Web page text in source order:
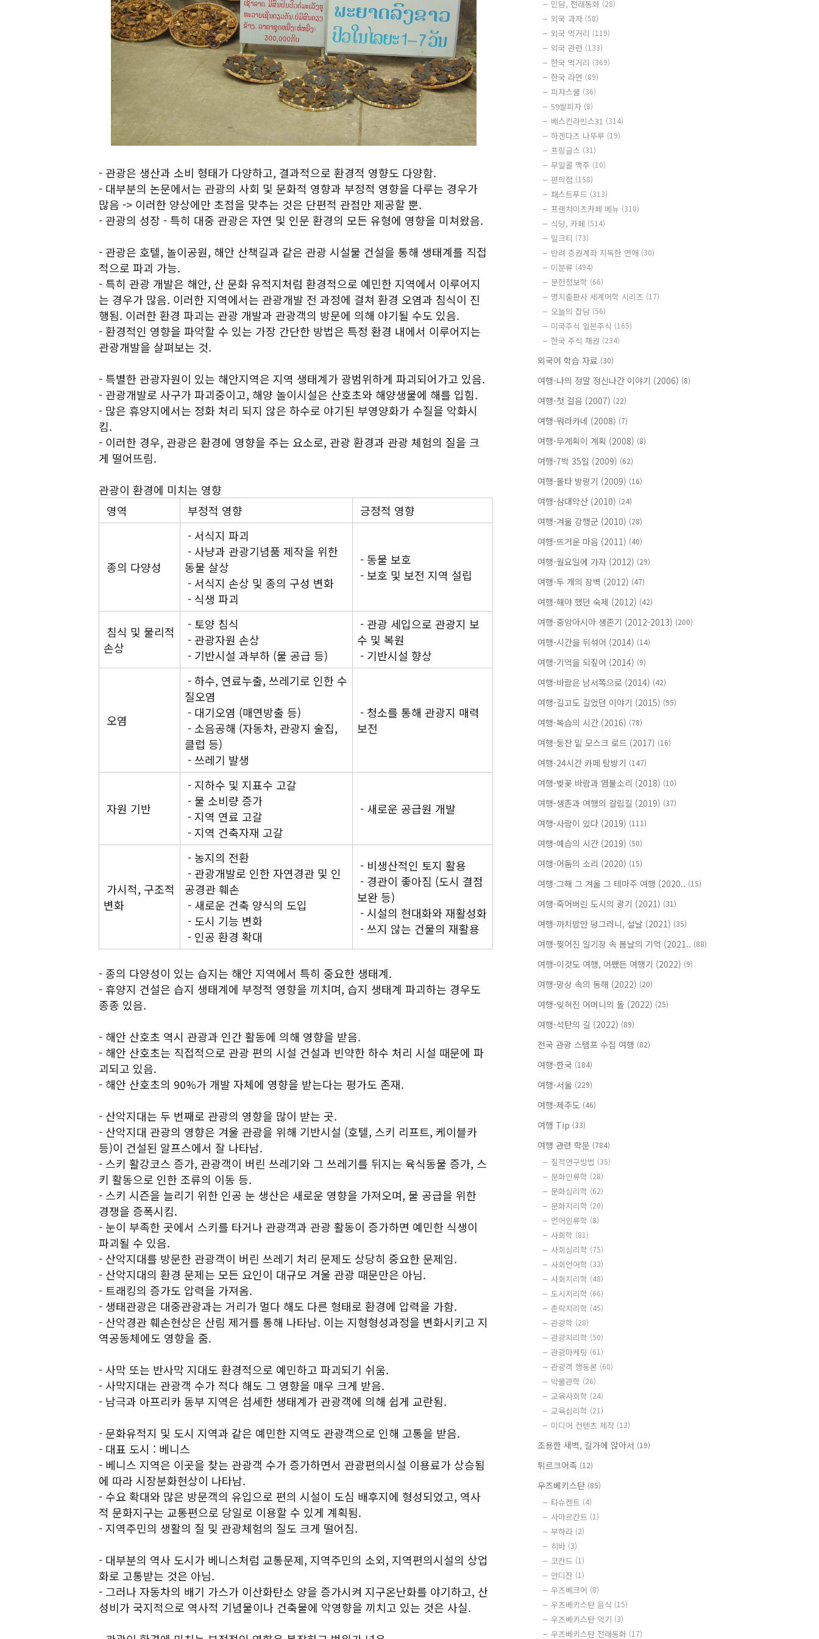
- 관광은 생산과 소비 형태가 다양하고, 결과적으로 환경적 영향도 다양함.
- 대부분의 논문에서는 관광의 사회 및 문화적 영향과 부정적 영향을 다루는 경우가
많음 -> 이러한 양상에만 초점을 맞추는 것은 단편적 관점만 제공할 뿐.
- 관광의 성장 - 특히 대중 관광은 자연 및 인문 환경의 모든 유형에 영향을 미쳐왔음.
- 관광은 호텔, 놀이공원, 해안 산책길과 같은 관광 시설물 건설을 통해 생태계를 직접
적으로 파괴 가능.
- 특히 관광 개발은 해안, 산 문화 유적지처럼 환경적으로 예민한 지역에서 이루어지
는 경우가 많음. 이러한 지역에서는 관광개발 전 과정에 걸쳐 환경 오염과 침식이 진
행됨. 이러한 환경 파괴는 관광 개발과 관광객의 방문에 의해 야기될 수도 있음.
- 환경적인 영향을 파악할 수 있는 가장 간단한 방법은 특정 환경 내에서 이루어지는
관광개발을 살펴보는 것.
- 특별한 관광자원이 있는 해안지역은 지역 생태계가 광범위하게 파괴되어가고 있음.
- 관광개발로 사구가 파괴중이고, 해양 놀이시설은 산호초와 해양생물에 해를 입힘.
- 많은 휴양지에서는 정화 처리 되지 않은 하수로 야기된 부영양화가 수질을 악화시
킴.
- 이러한 경우, 관광은 환경에 영향을 주는 요소로, 관광 환경과 관광 체험의 질을 크
게 떨어뜨림.
관광이 환경에 미치는 영향
영역
부정적 영향 긍정적 영향
종의 다양성
- 서식지 파괴
- 사냥과 관광기념품 제작을 위한
동물 살상
- 서식지 손상 및 종의 구성 변화
- 식생 파괴
- 동물 보호
- 보호 및 보전 지역 설립
침식 및 물리적
손상
- 토양 침식
- 관광자원 손상
- 기반시설 과부하 (물 공급 등)
- 관광 세입으로 관광지 보
수 및 복원
- 기반시설 향상
오염
- 하수, 연료누출, 쓰레기로 인한 수
질오염
- 대기오염 (매연방출 등)
- 소음공해 (자동차, 관광지 술집,
클럽 등)
- 쓰레기 발생
- 청소를 통해 관광지 매력
보전
자원 기반
- 지하수 및 지표수 고갈
- 물 소비량 증가
- 지역 연료 고갈
- 지역 건축자재 고갈
- 새로운 공급원 개발
가시적, 구조적
변화
- 농지의 전환
- 관광개발로 인한 자연경관 및 인
공경관 훼손
- 새로운 건축 양식의 도입
- 도시 기능 변화
- 인공 환경 확대
- 비생산적인 토지 활용
- 경관이 좋아짐 (도시 결점
보완 등)
- 시설의 현대화와 재활성화
- 쓰지 않는 건물의 재활용
- 종의 다양성이 있는 습지는 해안 지역에서 특히 중요한 생태계.
- 휴양지 건설은 습지 생태계에 부정적 영향을 끼치며, 습지 생태계 파괴하는 경우도
종종 있음.
- 해안 산호초 역시 관광과 인간 활동에 의해 영향을 받음.
- 해안 산호초는 직접적으로 관광 편의 시설 건설과 빈약한 하수 처리 시설 때문에 파
괴되고 있음.
- 해안 산호초의 90%가 개발 자체에 영향을 받는다는 평가도 존재.
- 산악지대는 두 번째로 관광의 영향을 많이 받는 곳.
- 산악지대 관광의 영향은 겨울 관광을 위해 기반시설 (호텔, 스키 리프트, 케이블카
등)이 건설된 알프스에서 잘 나타남.
- 스키 활강코스 증가, 관광객이 버린 쓰레기와 그 쓰레기를 뒤지는 육식동물 증가, 스
키 활동으로 인한 조류의 이동 등.
- 스키 시즌을 늘리기 위한 인공 눈 생산은 새로운 영향을 가져오며, 물 공급을 위한
경쟁을 증폭시킴.
- 눈이 부족한 곳에서 스키를 타거나 관광객과 관광 활동이 증가하면 예민한 식생이
파괴될 수 있음.
- 산악지대를 방문한 관광객이 버린 쓰레기 처리 문제도 상당히 중요한 문제임.
- 산악지대의 환경 문제는 모든 요인이 대규모 겨울 관광 때문만은 아님.
- 트래킹의 증가도 압력을 가져옴.
- 생태관광은 대중관광과는 거리가 멀다 해도 다른 형태로 환경에 압력을 가함.
- 산악경관 훼손현상은 산림 제거를 통해 나타남. 이는 지형형성과정을 변화시키고 지
역공동체에도 영향을 줌.
- 사막 또는 반사막 지대도 환경적으로 예민하고 파괴되기 쉬움.
- 사막지대는 관광객 수가 적다 해도 그 영향을 매우 크게 받음.
- 남극과 아프리카 동부 지역은 섬세한 생태계가 관광객에 의해 쉽게 교란됨.
- 문화유적지 및 도시 지역과 같은 예민한 지역도 관광객으로 인해 고통을 받음.
- 대표 도시 : 베니스
- 베니스 지역은 이곳을 찾는 관광객 수가 증가하면서 관광편의시설 이용료가 상승됨
에 따라 시장분화현상이 나타남.
- 수요 확대와 많은 방문객의 유입으로 편의 시설이 도심 배후지에 형성되었고, 역사
적 문화지구는 교통편으로 당일로 이용할 수 있게 계획됨.
- 지역주민의 생활의 질 및 관광체험의 질도 크게 떨어짐.
- 대부분의 역사 도시가 베니스처럼 교통문제, 지역주민의 소외, 지역편의시설의 상업
화로 고통받는 것은 아님.
- 그러나 자동차의 배기 가스가 이산화탄소 양을 증가시켜 지구온난화를 야기하고, 산
성비가 국지적으로 역사적 기념물이나 건축물에 악영향을 끼치고 있는 것은 사실.
민담, 전래동화 (28)
외국 과자 (58)
외국 먹거리 (119)
외국 관련 (133)
한국 먹거리 (369)
한국 라면 (89)
피자스쿨 (36)
59쌀피자 (8)
베스킨라빈스31 (314)
하겐다즈 나뚜루 (19)
프링글스 (31)
무알콜 맥주 (10)
편의점 (158)
패스트푸드 (313)
프랜차이즈카페 메뉴 (310)
식당, 카페 (514)
밀크티 (73)
반려 증권계좌 지독한 연애 (30)
미분류 (494)
문헌정보학 (66)
명지출판사 세계어학 시리즈 (17)
오늘의 잡담 (56)
미국주식 일본주식 (165)
한국 주식 채권 (234)
외국어 학습 자료 (30)
여행-나의 정말 정신나간 이야기 (2006) (8)
여행-첫 걸음 (2007) (22)
여행-뭐라카네 (2008) (7)
여행-무계획이 계획 (2008) (8)
여행-7박 35일 (2009) (62)
여행-몰타 방랑기 (2009) (16)
여행-삼대악산 (2010) (24)
여행-겨울 강행군 (2010) (28)
여행-뜨거운 마음 (2011) (40)
여행-월요일에 가자 (2012) (29)
여행-두 개의 장벽 (2012) (47)
여행-해야 했던 숙제 (2012) (42)
여행-중앙아시아 생존기 (2012-2013) (200)
여행-시간을 뒤섞어 (2014) (14)
여행-기억을 되짚어 (2014) (9)
여행-바람은 남서쪽으로 (2014) (42)
여행-길고도 길었던 이야기 (2015) (95)
여행-복습의 시간 (2016) (78)
여행-등잔 밑 모스크 로드 (2017) (16)
여행-24시간 카페 탐방기 (147)
여행-벚꽃 바람과 염불소리 (2018) (10)
여행-생존과 여행의 갈림길 (2019) (37)
여행-사람이 있다 (2019) (111)
여행-예습의 시간 (2019) (50)
여행-어둠의 소리 (2020) (15)
여행-그해 그 겨울 그 테마주 여행 (2020.. (15)
여행-죽어버린 도시의 광기 (2021) (31)
여행-까치밥만 덩그러니, 설날 (2021) (35)
여행-찢어진 일기장 속 봄날의 기억 (2021.. (88)
여행-이것도 여행, 어쨌든 여행기 (2022) (9)
여행-망상 속의 동해 (2022) (20)
여행-잊혀진 어머니의 돌 (2022) (25)
여행-석탄의 길 (2022) (89)
전국 관광 스탬프 수집 여행 (82)
여행-한국 (184)
여행-서울 (229)
여행-제주도 (46)
여행 Tip (33)
여행 관련 학문 (784)
질적연구방법 (35)
문화인류학 (28)
문화심리학 (62)
문화지리학 (20)
언어인류학 (8)
사회학 (81)
사회심리학 (75)
사회언어학 (33)
사회지리학 (48)
도시지리학 (66)
촌락지리학 (45)
관광학 (28)
관광지리학 (50)
관광마케팅 (61)
관광객 행동론 (60)
박물관학 (26)
교육사회학 (24)
교육심리학 (21)
미디어 컨텐츠 제작 (13)
조용한 새벽, 길가에 앉아서 (19)
튀르크어족 (12)
우즈베키스탄 (85)
타슈켄트 (4)
사마르칸트 (1)
부하라 (2)
히바 (3)
코칸드 (1)
안디잔 (1)
우즈베크어 (8)
우즈베키스탄 음식 (15)
우즈베키스탄 악기 (3)
우즈베키스탄 전래동화 (17)